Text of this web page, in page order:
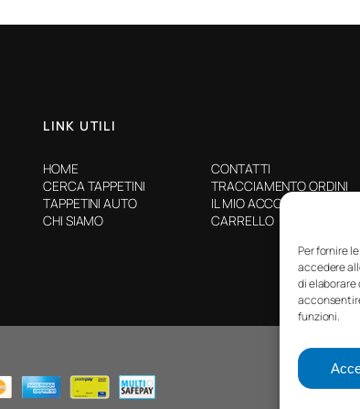
Per fornire
accedere
di elaborare
funzioni.
LINK UTILI
HOME
CERCA TAPPETINI
TAPPETINI AUTO
CHI SIAMO
CONTATTI
TRACCIAMENTO ORDINI
IL MIO ACCOUNT
CARRELLO